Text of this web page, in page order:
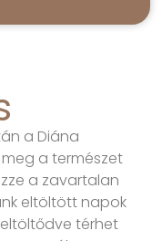
a Diána
a természet
a zavartalan
eltöltött napok
térhet